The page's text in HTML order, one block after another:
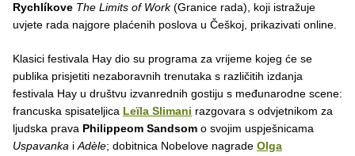
Rychlíkove The Limits of Work(Granice rada), koji istražuje
uvjete rada najgore plaćenih poslova u Češkoj, prikazivati online.
Klasici festivala Hay dio su programa za vrijeme kojeg će se
publika prisjetiti nezaboravnih trenutaka s različitih izdanja
festivala Hay u društvu izvanrednih gostiju s međunarodne scene:
francuska spisateljica Leïla Slimani razgovara s odvjetnikom za
ljudska prava Philippeom Sandsom o svojim uspješnicama
Uspavanka iAdèle; dobitnica Nobelove nagrade Olga